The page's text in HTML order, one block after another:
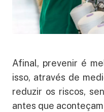
Afinal, prevenir é
isso, através de
reduzir os riscos,
antes que